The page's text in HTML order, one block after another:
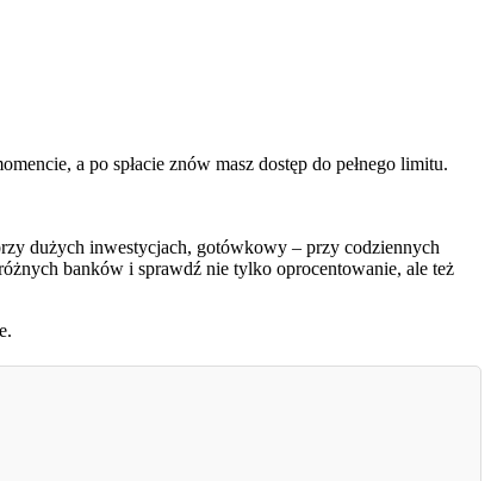
a po spłacie znów masz dostęp do pełnego limitu.
dużych inwestycjach, gotówkowy – przy codziennych
banków i sprawdź nie tylko oprocentowanie, ale też